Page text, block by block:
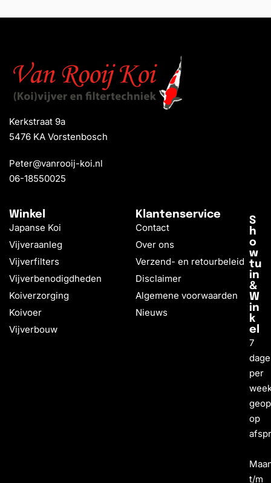
Kerkstraat 9a
5476 KA Vorstenbosch
Peter@vanrooij-koi.nl
06-18550025
Winkel
Japanse Koi
Vijveraanleg
Vijverfilters
Vijverbenodigdheden
Koiverzorging
Koivoer
Vijverbouw
Klantenservice
Contact
Over ons
Verzend- en retourbeleid
Disclaimer
Algemene voorwaarden
Nieuws
S
h
o
w
tu
in
&
W
in
k
el
7
per
op
t/m